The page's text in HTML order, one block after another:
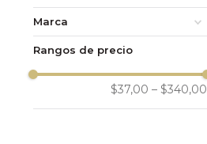
Accesorios en cristalería
Marca
Rangos de precio
$37,00 – $340,00